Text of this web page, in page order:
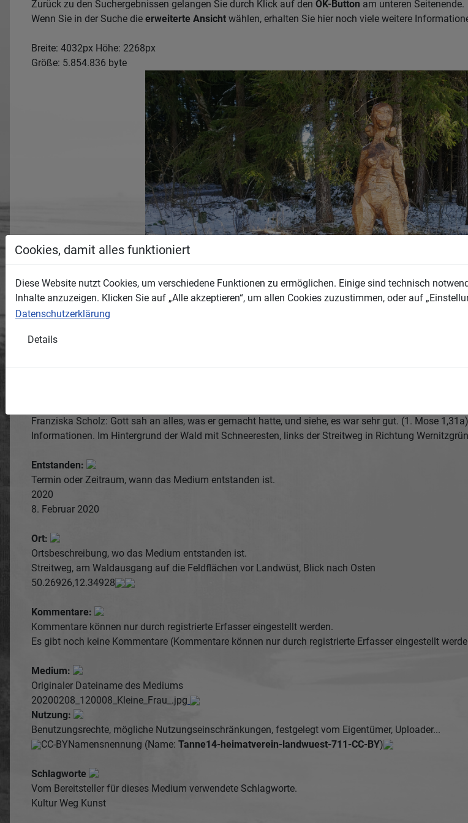
Zurück zu den Suchergebnissen gelangen Sie durch Klick auf den OK-Button am unteren Seitenende.
Wenn Sie in der Suche die erweiterte Ansicht wählen, erhalten Sie hier noch viele weitere
Breite: 4032px Höhe: 2268px
Größe: 5.854.836 byte
Am neu eingerichteten und von Skulpturen gesäumten Besinnungsweg von Erlbach über Luby
Franziska Scholz: Gott sah an alles, was er gemacht hatte, und siehe, es war sehr gut. (1. Mose
Informationen. Im Hintergrund der Wald mit Schneeresten, links der Streitweg in Richtung
Entstanden:
Termin oder Zeitraum, wann das Medium entstanden ist.
2020
8. Februar 2020
Ort:
Ortsbeschreibung, wo das Medium entstanden ist.
Streitweg, am Waldausgang auf die Feldflächen vor Landwüst, Blick nach Osten
50.26926,12.34928
Kommentare:
Kommentare können nur durch registrierte Erfasser eingestellt werden.
Es gibt noch keine Kommentare (Kommentare können nur durch registrierte Erfasser eingestellt
Medium:
Originaler Dateiname des Mediums
20200208_120008_Kleine_Frau_.jpg
Nutzung:
Benutzungsrechte, mögliche Nutzungseinschränkungen, festgelegt vom Eigentümer, Uploader...
CC-BYNamensnennung (Name: Tanne14-heimatverein-landwuest-711-CC-BY)
Schlagworte
Vom Bereitsteller für dieses Medium verwendete Schlagworte.
Kultur Weg Kunst
Cookies, damit alles funktioniert
Diese Website nutzt Cookies, um verschiedene Funktionen zu ermöglichen. Einige sind technisch
Inhalte anzuzeigen. Klicken Sie auf „Alle akzeptieren“, um allen Cookies zuzustimmen, oder auf
Datenschutzerklärung
Details